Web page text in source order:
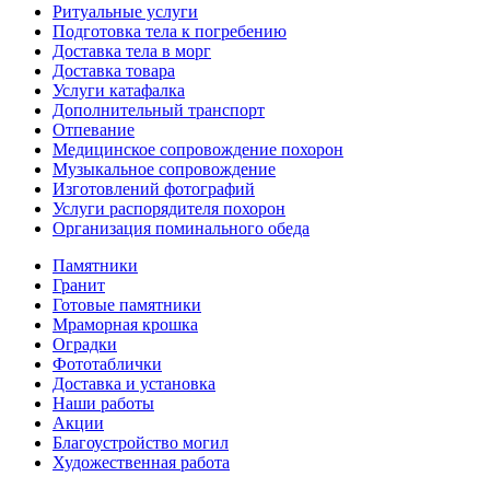
Ритуальные услуги
Подготовка тела к погребению
Доставка тела в морг
Доставка товара
Услуги катафалка
Дополнительный транспорт
Отпевание
Медицинское сопровождение похорон
Музыкальное сопровождение
Изготовлений фотографий
Услуги распорядителя похорон
Организация поминального обеда
Памятники
Гранит
Готовые памятники
Мраморная крошка
Оградки
Фототаблички
Доставка и установка
Наши работы
Акции
Благоустройство могил
Художественная работа